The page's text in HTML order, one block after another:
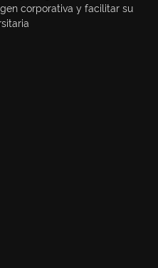
corporativa y facilitar su